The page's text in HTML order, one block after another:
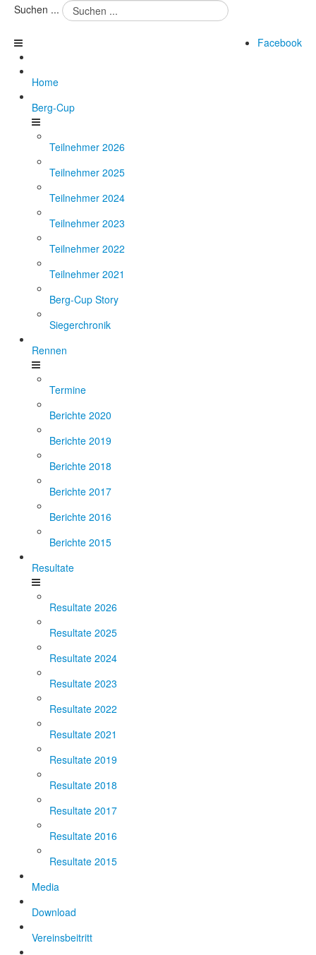
Suchen ...
Facebook
Home
Berg-Cup
Teilnehmer 2026
Teilnehmer 2025
Teilnehmer 2024
Teilnehmer 2023
Teilnehmer 2022
Teilnehmer 2021
Berg-Cup Story
Siegerchronik
Rennen
Termine
Berichte 2020
Berichte 2019
Berichte 2018
Berichte 2017
Berichte 2016
Berichte 2015
Resultate
Resultate 2026
Resultate 2025
Resultate 2024
Resultate 2023
Resultate 2022
Resultate 2021
Resultate 2019
Resultate 2018
Resultate 2017
Resultate 2016
Resultate 2015
Media
Download
Vereinsbeitritt